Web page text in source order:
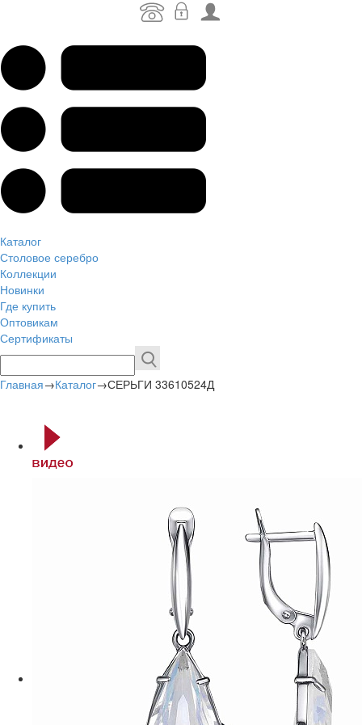
Каталог
Столовое серебро
Коллекции
Новинки
Где купить
Оптовикам
Сертификаты
Главная→Каталог→СЕРЬГИ 33610524Д